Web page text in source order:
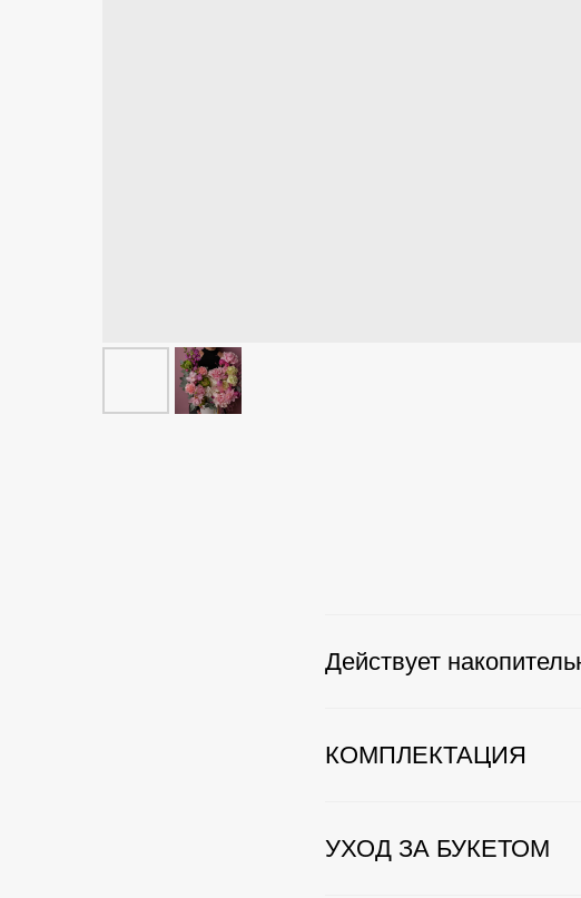
Действует
КОМПЛЕКТАЦИЯ
УХОД ЗА БУКЕТОМ